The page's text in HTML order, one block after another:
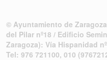
© Ayuntamiento de
del Pilar nº18 / Edificio
Zaragoza): Vía Hispanidad
Tel: 976 721100, 010